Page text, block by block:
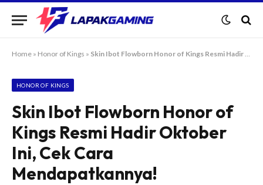
Home » Honor of Kings » Skin Ibot Flowborn Honor of Kings Resmi Hadir Oktober Ini, Cek Cara Mendapatkannya!
HONOR OF KINGS
Skin Ibot Flowborn Honor of
Kings Resmi Hadir Oktober
Ini, Cek Cara
Mendapatkannya!